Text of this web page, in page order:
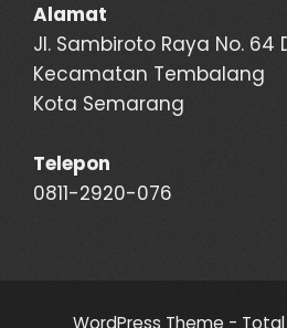
Alamat
Jl. Sambiroto Raya No. 64
Kecamatan Tembalang
Kota Semarang
Telepon
0811-2920-076
WordPress Theme - Total